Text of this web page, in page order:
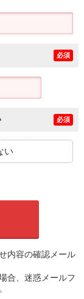
必須
必須
い
内容の確認メール
合、迷惑メールフ